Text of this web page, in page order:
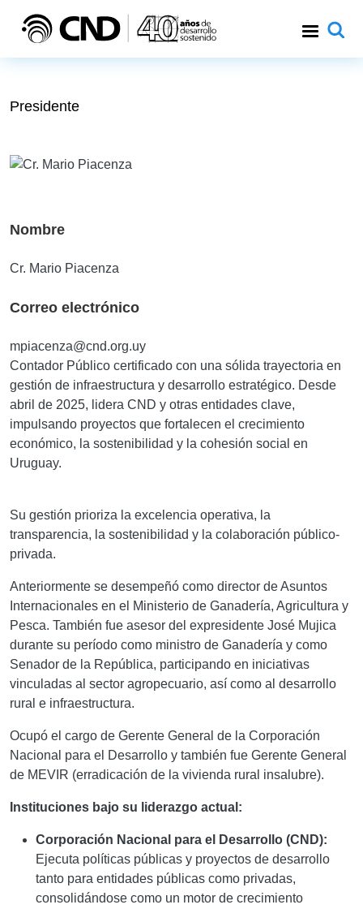
Presidente
Nombre
Cr. Mario Piacenza
Correo electrónico
mpiacenza@cnd.org.uy
Contador Público certificado con una sólida trayectoria en
gestión de infraestructura y desarrollo estratégico. Desde
abril de 2025, lidera CND y otras entidades clave,
impulsando proyectos que fortalecen el crecimiento
económico, la sostenibilidad y la cohesión social en
Uruguay.
Su gestión prioriza la excelencia operativa, la
transparencia, la sostenibilidad y la colaboración público-
privada.
Anteriormente se desempeñó como director de Asuntos
Internacionales en el Ministerio de Ganadería, Agricultura y
Pesca. También fue asesor del expresidente José Mujica
durante su período como ministro de Ganadería y como
Senador de la República, participando en iniciativas
vinculadas al sector agropecuario, así como al desarrollo
rural e infraestructura.
Ocupó el cargo de Gerente General de la Corporación
Nacional para el Desarrollo y también fue Gerente General
de MEVIR (erradicación de la vivienda rural insalubre).
Instituciones bajo su liderazgo actual:
Corporación Nacional para el Desarrollo (CND):
Ejecuta políticas públicas y proyectos de desarrollo
tanto para entidades públicas como privadas,
consolidándose como un motor de crecimiento